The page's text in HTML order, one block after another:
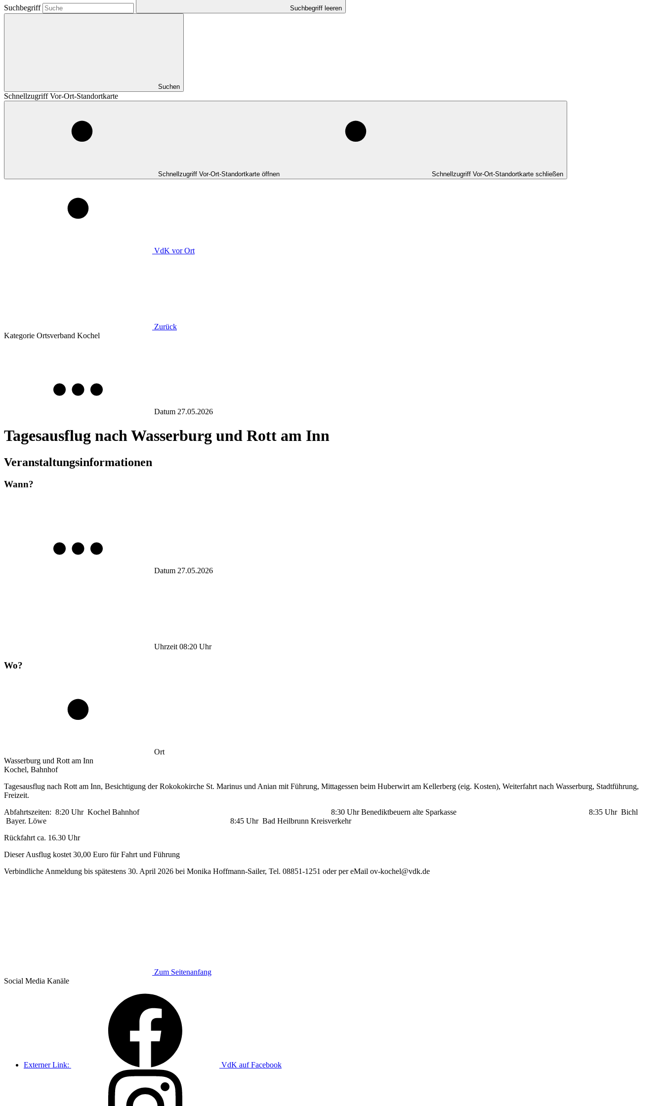
Suchbegriff Suchbegriff leeren
Suchen
Schnellzugriff Vor-Ort-Standortkarte
Schnellzugriff Vor-Ort-Standortkarte öffnen Schnellzugriff Vor-Ort-Standortkarte schließen
VdK vor Ort
Zurück
Kategorie Ortsverband Kochel
Datum 27.05.2026
Tagesausflug nach Wasserburg und Rott am Inn
Veranstaltungsinformationen
Wann?
Datum 27.05.2026
Uhrzeit 08:20 Uhr
Wo?
Ort
Wasserburg und Rott am Inn
Kochel, Bahnhof
Tagesausflug nach Rott am Inn, Besichtigung der Rokokokirche St. Marinus und Anian mit Führung, Mittagessen beim Huberwirt am Kellerberg (eig. Kosten), Weiterfahrt nach Wasserburg, Stadtführung,
Freizeit.
Abfahrtszeiten: 8:20 Uhr Kochel Bahnhof 8:30 Uhr Benediktbeuern alte Sparkasse 8:35 Uhr Bichl
Bayer. Löwe 8:45 Uhr Bad Heilbrunn Kreisverkehr
Rückfahrt ca. 16.30 Uhr
Dieser Ausflug kostet 30,00 Euro für Fahrt und Führung
Verbindliche Anmeldung bis spätestens 30. April 2026 bei Monika Hoffmann-Sailer, Tel. 08851-1251 oder per eMail ov-kochel@vdk.de
Zum Seitenanfang
Social Media Kanäle
Externer Link: VdK auf Facebook